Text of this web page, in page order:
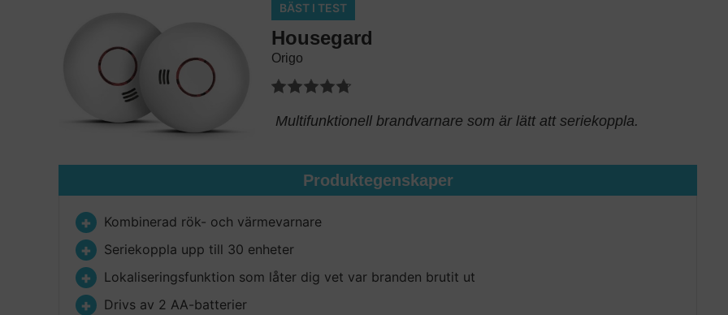
BÄST I TEST
Housegard
Origo
Multifunktionell brandvarnare som är lätt att seriekoppla.
Produktegenskaper
Kombinerad rök- och värmevarnare
Seriekoppla upp till 30 enheter
Lokaliseringsfunktion som låter dig vet var branden brutit ut
Drivs av 2 AA-batterier